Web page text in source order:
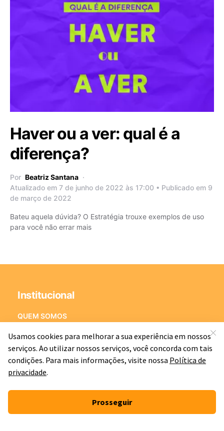
Haver ou a ver: qual é a
diferença?
Por Beatriz Santana
Atualizado em 7 de junho de 2022 às 17:00 • Publicado em 9
de março de 2022
Bateu aquela dúvida? O Estratégia trouxe exemplos de uso
para você não errar mais
Institucional
QUEM SOMOS
TERMOS DE USO
POLÍTICA DE PRIVACIDADE
Suporte